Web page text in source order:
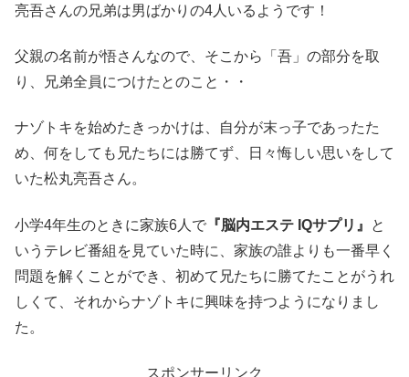
亮吾さんの兄弟は男ばかりの4人いるようです！
父親の名前が悟さんなので、そこから「吾」の部分を取
り、兄弟全員につけたとのこと・・
ナゾトキを始めたきっかけは、自分が末っ子であったた
め、何をしても兄たちには勝てず、日々悔しい思いをして
いた松丸亮吾さん。
小学4年生のときに家族6人で 『脳内エステ IQサプリ』
と
いうテレビ番組を見ていた時に、家族の誰よりも一番早く
問題を解くことができ、初めて兄たちに勝てたことがうれ
しくて、それからナゾトキに興味を持つようになりまし
た。
スポンサーリンク